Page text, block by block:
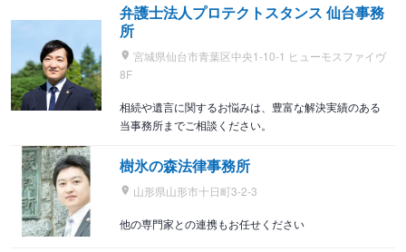
弁護士法人プロテクトスタンス 仙台事務
所
宮城県仙台市青葉区中央1-10-1 ヒューモスファイヴ
8F
相続や遺言に関するお悩みは、豊富な解決実績のある
当事務所までご相談ください。
樹氷の森法律事務所
山形県山形市十日町3-2-3
他の専門家との連携もお任せください